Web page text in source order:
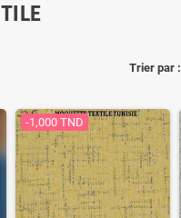
Trier par :
-1,000 TND